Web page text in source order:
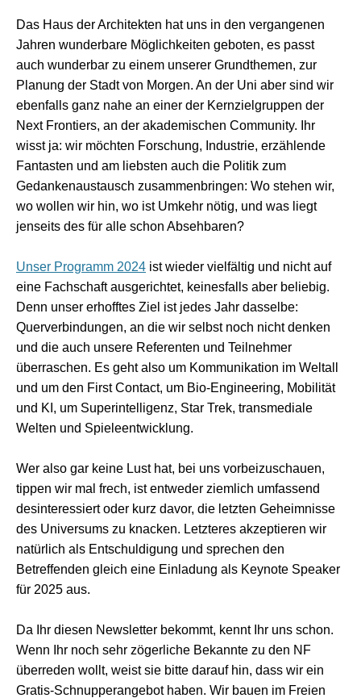
Das Haus der Architekten hat uns in den vergangenen
Jahren wunderbare Möglichkeiten geboten, es passt
auch wunderbar zu einem unserer Grundthemen, zur
Planung der Stadt von Morgen. An der Uni aber sind wir
ebenfalls ganz nahe an einer der Kernzielgruppen der
Next Frontiers, an der akademischen Community. Ihr
wisst ja: wir möchten Forschung, Industrie, erzählende
Fantasten und am liebsten auch die Politik zum
Gedankenaustausch zusammenbringen: Wo stehen wir,
wo wollen wir hin, wo ist Umkehr nötig, und was liegt
jenseits des für alle schon Absehbaren?
Unser Programm 2024 ist wieder vielfältig und nicht auf
eine Fachschaft ausgerichtet, keinesfalls aber beliebig.
Denn unser erhofftes Ziel ist jedes Jahr dasselbe:
Querverbindungen, an die wir selbst noch nicht denken
und die auch unsere Referenten und Teilnehmer
überraschen. Es geht also um Kommunikation im Weltall
und um den First Contact, um Bio-Engineering, Mobilität
und KI, um Superintelligenz, Star Trek, transmediale
Welten und Spieleentwicklung.
Wer also gar keine Lust hat, bei uns vorbeizuschauen,
tippen wir mal frech, ist entweder ziemlich umfassend
desinteressiert oder kurz davor, die letzten Geheimnisse
des Universums zu knacken. Letzteres akzeptieren wir
natürlich als Entschuldigung und sprechen den
Betreffenden gleich eine Einladung als Keynote Speaker
für 2025 aus.
Da Ihr diesen Newsletter bekommt, kennt Ihr uns schon.
Wenn Ihr noch sehr zögerliche Bekannte zu den NF
überreden wollt, weist sie bitte darauf hin, dass wir ein
Gratis-Schnupperangebot haben. Wir bauen im Freien